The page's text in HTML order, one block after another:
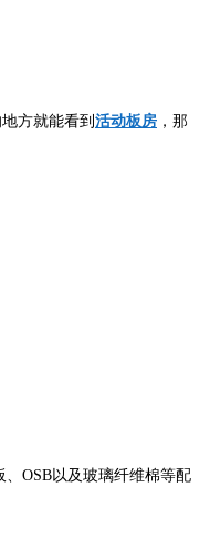
方就能看到活动板房 ，那
OSB以及玻璃纤维棉等配